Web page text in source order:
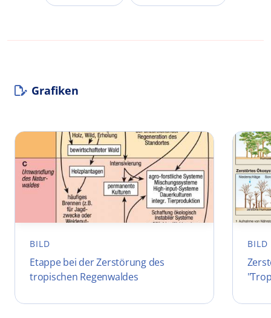
Grafiken
BILD
Etappe bei der Zerstörung des
tropischen Regenwaldes
BILD